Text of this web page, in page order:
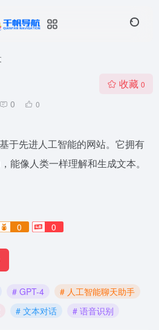
0 0
收藏 0
于先进人工智能的网站。它拥有
能像人类一样理解和生成文本。
0 0
# GPT-4
# 人工智能聊天助手
# 文本对话 # 语音识别